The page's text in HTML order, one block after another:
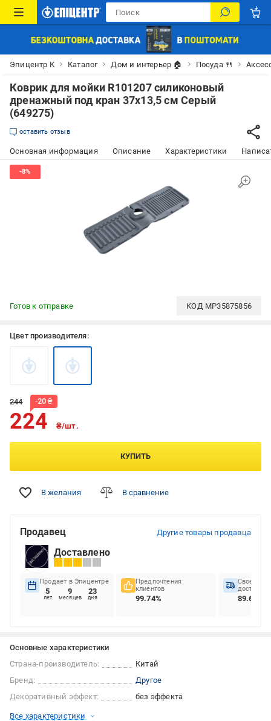
Эпицентр К Каталог Дом и интерьер 🏠 Посуда 🍴
Коврик для мойки R101207 силиконовый
дренажный под кран 37х13,5 см Серый
(649275)
оставить отзыв
Основная информация Описание Характеристики
Готов к отправке КОД MP35875856
Цвет производителя:
244 -20 ₴
224 ₴/шт.
КУПИТЬ
В желания В сравнение
Продавец Другие товары продавца
Доставлено
Продает в Эпицентре
5
лет
9
месяцев
23
дня
Предпочтения
клиентов
99.74%
доставок
89.66%
Основные характеристики
Страна-производитель:
Китай
Бренд:
Другое
Декоративный эффект:
без эффекта
Все характеристики